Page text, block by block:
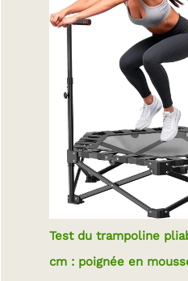
Test du trampoline
cm : poignée en